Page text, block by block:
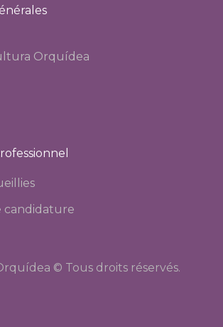
Orquídea
candidature
© Tous droits réservés.